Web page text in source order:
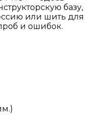
базу,
или шить для
и ошибок.